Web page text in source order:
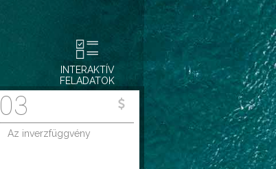
INTERAKTÍV
FELADATOK
03
Az inverzfüggvény